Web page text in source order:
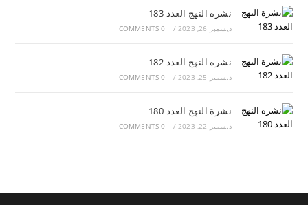
نشرة النهج العدد 183
ديسمبر 26, 2023 /
0 COMMENTS
نشرة النهج العدد 182
ديسمبر 25, 2023 /
0 COMMENTS
نشرة النهج العدد 180
ديسمبر 22, 2023 /
0 COMMENTS